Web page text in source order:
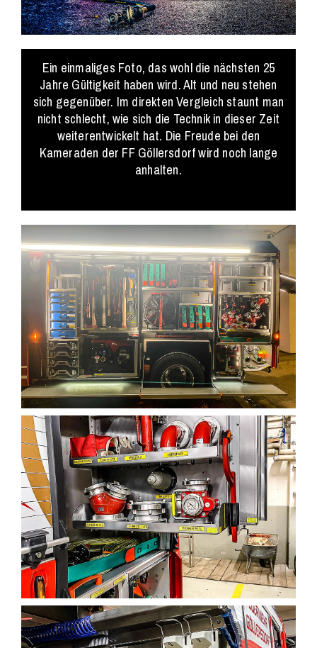
Ein einmaliges Foto, das wohl die nächsten 25
Jahre Gültigkeit haben wird. Alt und neu stehen
sich gegenüber. Im direkten Vergleich staunt man
nicht schlecht, wie sich die Technik in dieser Zeit
weiterentwickelt hat. Die Freude bei den
Kameraden der FF Göllersdorf wird noch lange
anhalten.